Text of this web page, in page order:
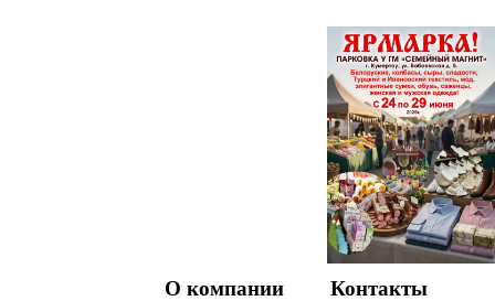
О компании Контакты